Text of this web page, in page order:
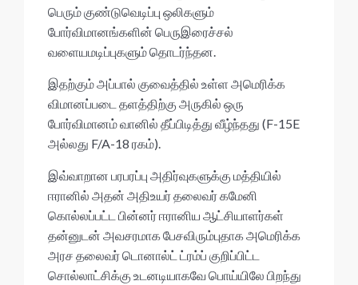
பெரும் குண்டுவெடிப்பு ஒலிகளும்
போர்விமானங்களின் பெருஇரைச்சல்
வளையமடிப்புகளும் தொடர்ந்தன.
இதற்கும் அப்பால் குவைத்தில் உள்ள அமெரிக்க
விமானப்படை தளத்திற்கு அருகில் ஒரு
போர்விமானம் வானில் தீப்பிடித்து வீழ்ந்தது (F-15E
அல்லது F/A-18 ரகம்).
இவ்வாறான பரபரப்பு அதிர்வுகளுக்கு மத்தியில்
ஈரானில் அதன் அதிஉயர் தலைவர் கமேனி
கொல்லப்பட்ட பின்னர் ஈரானிய ஆட்சியாளர்கள்
தன்னுடன் அவசரமாக பேசவிரும்புதாக அமெரிக்க
அரச தலைவர் டொனால்ட் ட்ரம்ப் குறிப்பிட்ட
சொல்லாட்சிக்கு உடனடியாகவே பொய்யிலே பிறந்து